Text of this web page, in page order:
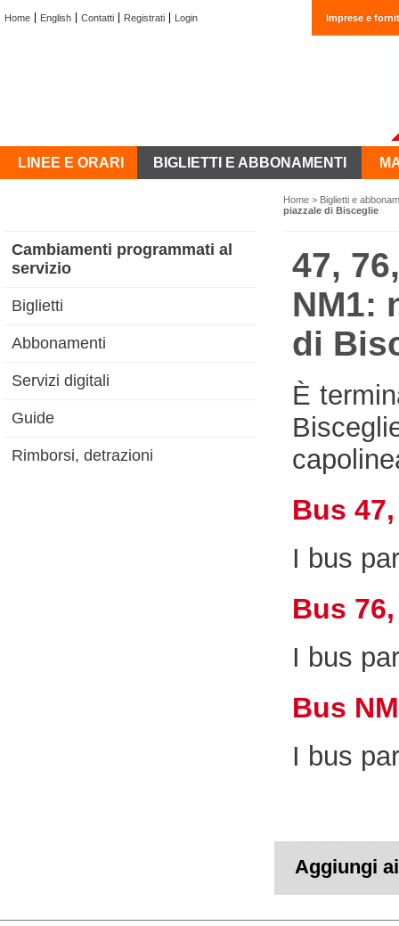
Home English Contatti Registrati Login Imprese e
LINEE E ORARI BIGLIETTI E ABBONAMENTI
Home > Biglietti e
piazzale di Bisceglie
Cambiamenti programmati al
servizio
Biglietti
Abbonamenti
Servizi digitali
Guide
Rimborsi, detrazioni
47,
NM1:
di
È
Bus
I bus
Bus
I bus
Bus
I bus
Aggiungi